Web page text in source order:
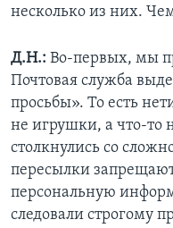
несколько из них.
Д.Н.: Во-первых, мы
Почтовая служба
просьбы». То есть
не игрушки, а что-то
столкнулись со
пересылки
персональную
следовали строгому